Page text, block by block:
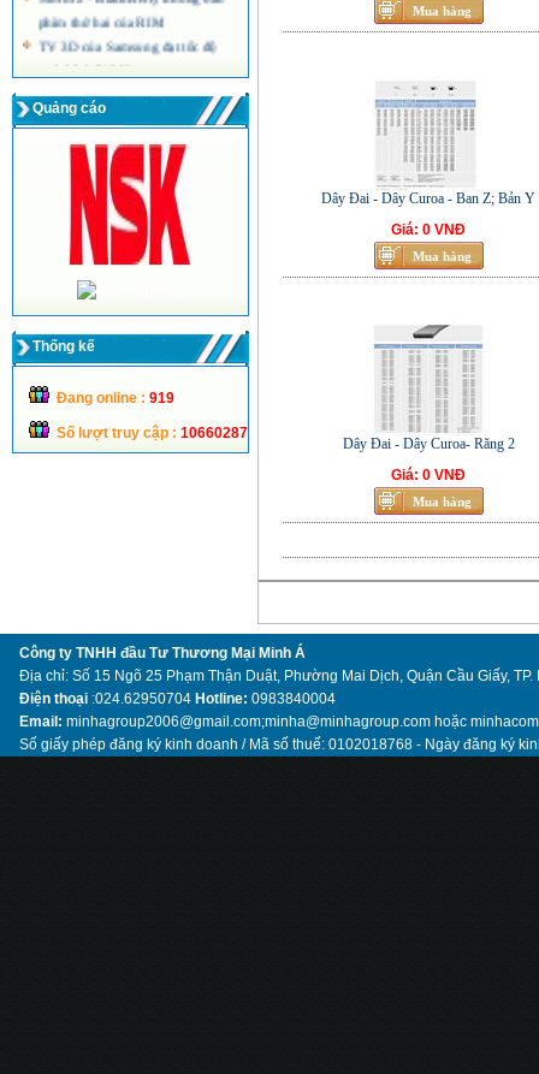
phím thứ hai của RIM
TV 3D của Samsung đạt tốc độ
quét hình 240 Hz
nghệ LED của Acer
Quảng cáo
Thống kế
Đang online : 919
Số lượt truy cập : 10660287
Dây Đai - Dây Curoa - Ban Z; Bản Y
Giá: 0 VNĐ
Dây Đai - Dây Curoa- Răng 2
Giá: 0 VNĐ
Công ty TNHH đầu Tư Thương Mại Minh Á
Địa chỉ: Số 15 Ngõ 25 Phạm Thận Duật, Phường Mai Dịch, Quận Cầu Giấy, TP.
Điện thoại :024.62950704 Hotline: 0983840004
Email: minhagroup2006@gmail.com;minha@minhagroup.com hoặc
Số giấy phép đăng ký kinh doanh / Mã số thuế: 0102018768 - Ngày đăng ký